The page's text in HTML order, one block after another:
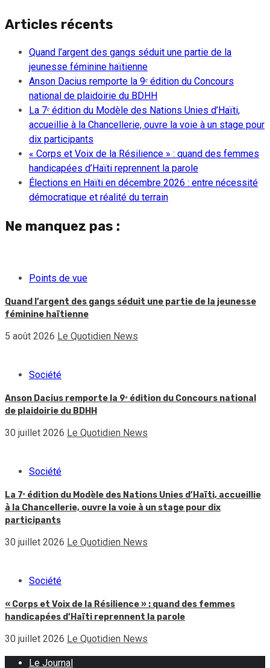
Articles récents
Quand l’argent des gangs séduit une partie de la
jeunesse féminine haïtienne
Anson Dacius remporte la 9ᵉ édition du Concours
national de plaidoirie du BDHH
La 7ᵉ édition du Modèle des Nations Unies d’Haïti,
accueillie à la Chancellerie, ouvre la voie à un stage pour
dix participants
« Corps et Voix de la Résilience » : quand des femmes
handicapées d’Haïti reprennent la parole
Élections en Haïti en décembre 2026 : entre nécessité
démocratique et réalité du terrain
Ne manquez pas :
Points de vue
Quand l’argent des gangs séduit une partie de la jeunesse
féminine haïtienne
5 août 2026 Le Quotidien News
Société
Anson Dacius remporte la 9ᵉ édition du Concours national
de plaidoirie du BDHH
30 juillet 2026 Le Quotidien News
Société
La 7ᵉ édition du Modèle des Nations Unies d’Haïti, accueillie
à la Chancellerie, ouvre la voie à un stage pour dix
participants
30 juillet 2026 Le Quotidien News
Société
« Corps et Voix de la Résilience » : quand des femmes
handicapées d’Haïti reprennent la parole
30 juillet 2026 Le Quotidien News
Le Journal